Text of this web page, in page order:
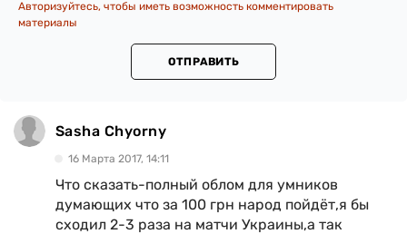
Авторизуйтесь, чтобы иметь возможность комментировать
материалы
ОТПРАВИТЬ
Sasha Chyorny
16 Марта 2017, 14:11
Что сказать-полный облом для умников
думающих что за 100 грн народ пойдёт,я бы
сходил 2-3 раза на матчи Украины,а так